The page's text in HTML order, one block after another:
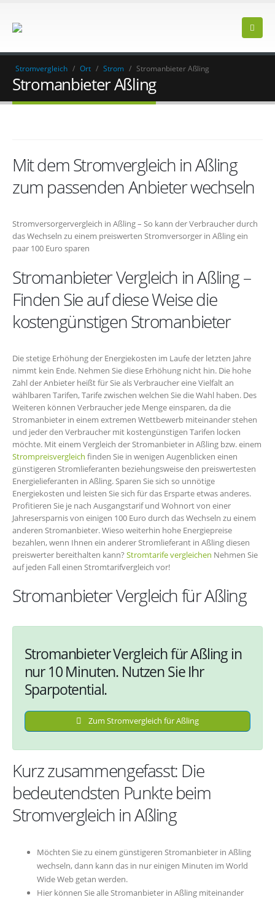
Stromvergleich / Ort / Strom / Stromanbieter Aßling
Stromanbieter Aßling
Mit dem Stromvergleich in Aßling
zum passenden Anbieter wechseln
Stromversorgervergleich in Aßling – So kann der Verbraucher durch
das Wechseln zu einem preiswerten Stromversorger in Aßling ein
paar 100 Euro sparen
Stromanbieter Vergleich in Aßling –
Finden Sie auf diese Weise die
kostengünstigen Stromanbieter
Die stetige Erhöhung der Energiekosten im Laufe der letzten Jahre
nimmt kein Ende. Nehmen Sie diese Erhöhung nicht hin. Die hohe
Zahl der Anbieter heißt für Sie als Verbraucher eine Vielfalt an
wählbaren Tarifen, Tarife zwischen welchen Sie die Wahl haben. Des
Weiteren können Verbraucher jede Menge einsparen, da die
Stromanbieter in einem extremen Wettbewerb miteinander stehen
und jeder den Verbraucher mit kostengünstigen Tarifen locken
möchte. Mit einem Vergleich der Stromanbieter in Aßling bzw. einem
Strompreisvergleich finden Sie in wenigen Augenblicken einen
günstigeren Stromlieferanten beziehungsweise den preiswertesten
Energielieferanten in Aßling. Sparen Sie sich so unnötige
Energiekosten und leisten Sie sich für das Ersparte etwas anderes.
Profitieren Sie je nach Ausgangstarif und Wohnort von einer
Jahresersparnis von einigen 100 Euro durch das Wechseln zu einem
anderen Stromanbieter. Wieso weiterhin hohe Energiepreise
bezahlen, wenn Ihnen ein anderer Stromlieferant in Aßling diesen
preiswerter bereithalten kann? Stromtarife vergleichen Nehmen Sie
auf jeden Fall einen Stromtarifvergleich vor!
Stromanbieter Vergleich für Aßling
Stromanbieter Vergleich für Aßling in
nur 10 Minuten. Nutzen Sie Ihr
Sparpotential.
Zum Stromvergleich für Aßling
Kurz zusammengefasst: Die
bedeutendsten Punkte beim
Stromvergleich in Aßling
Möchten Sie zu einem günstigeren Stromanbieter in Aßling
wechseln, dann kann das in nur einigen Minuten im World
Wide Web getan werden.
Hier können Sie alle Stromanbieter in Aßling miteinander